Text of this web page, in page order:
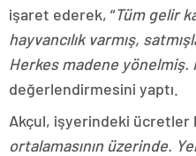
işaret ederek, “Tüm gelir
hayvancılık varmış,
Herkes madene yönelmiş.
değerlendirmesini yaptı.
Akçul, işyerindeki ücretler
ortalamasının üzerinde.